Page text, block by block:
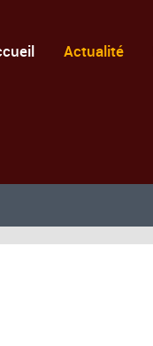
Actualité